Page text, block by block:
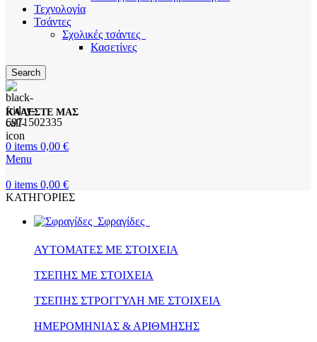
Τεχνολογία
Τσάντες
Σχολικές τσάντες
Κασετίνες
Search
ΚΑΛΕΣΤΕ ΜΑΣ
6971502335
0 items 0,00 €
Menu
0 items 0,00 €
ΚΑΤΗΓΟΡΙΕΣ
Σφραγίδες
ΑΥΤΟΜΑΤΕΣ ΜΕ ΣΤΟΙΧΕΙΑ
ΤΣΕΠΗΣ ΜΕ ΣΤΟΙΧΕΙΑ
ΤΣΕΠΗΣ ΣΤΡΟΓΓΥΛΗ ΜΕ ΣΤΟΙΧΕΙΑ
ΗΜΕΡΟΜΗΝΙΑΣ & ΑΡΙΘΜΗΣΗΣ